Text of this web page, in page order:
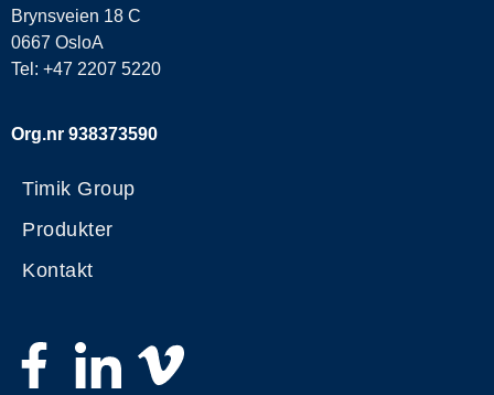
Brynsveien 18 C
0667 OsloA
Tel: +47 2207 5220
Org.nr 938373590
Timik Group
Produkter
Kontakt